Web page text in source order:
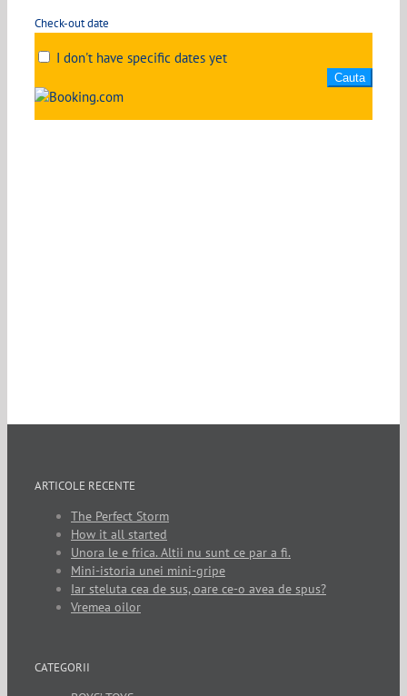
Check-out date
I don't have specific dates yet
ARTICOLE RECENTE
The Perfect Storm
How it all started
Unora le e frica. Altii nu sunt ce par a fi.
Mini-istoria unei mini-gripe
Iar steluta cea de sus, oare ce-o avea de spus?
Vremea oilor
CATEGORII